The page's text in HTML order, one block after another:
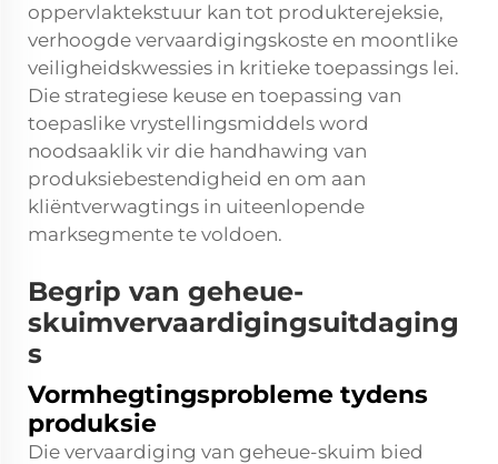
oppervlaktekstuur kan tot produkterejeksie,
verhoogde vervaardigingskoste en moontlike
veiligheidskwessies in kritieke toepassings lei.
Die strategiese keuse en toepassing van
toepaslike vrystellingsmiddels word
noodsaaklik vir die handhawing van
produksiebestendigheid en om aan
kliëntverwagtings in uiteenlopende
marksegmente te voldoen.
Begrip van geheue-
skuimvervaardigingsuitdaging
s
Vormhegtingsprobleme tydens
produksie
Die vervaardiging van geheue-skuim bied